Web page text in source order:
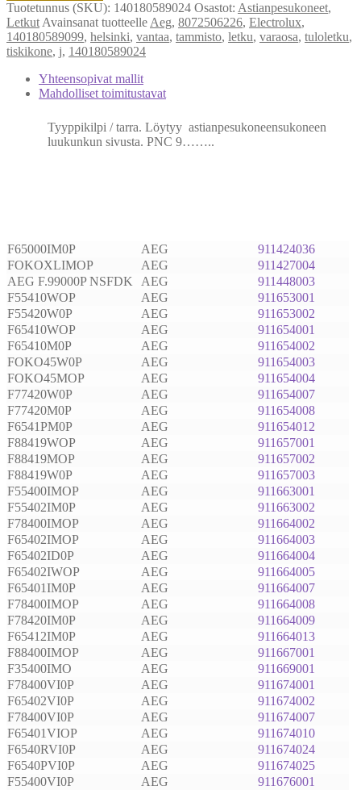
Tuotetunnus (SKU): 140180589024 Osastot: Astianpesukoneet,
LetkutAvainsanat tuotteelleAeg, 8072506226, Electrolux,
140180589099, helsinki, vantaa, tammisto, letku, varaosa, tuloletku,
tiskikone, j, 140180589024
Yhteensopivat mallit
Mahdolliset toimitustavat
Tyyppikilpi / tarra. Löytyy astianpesukoneensukoneen
luukunkun sivusta. PNC 9……..
F65000IM0P AEG
911424036
FOKOXLIMOP
AEG
911427004
AEG F.99000P NSFDK AEG
911448003
F55410WOP
AEG
911653001
F55420W0P
AEG
911653002
F65410WOP
AEG
911654001
F65410M0P
AEG
911654002
FOKO45W0P
AEG
911654003
FOKO45MOP
AEG
911654004
F77420W0P
AEG
911654007
F77420M0P
AEG
911654008
F6541PM0P
AEG
911654012
F88419WOP
AEG
911657001
F88419MOP
AEG
911657002
F88419W0P
AEG
911657003
F55400IMOP
AEG
911663001
F55402IM0P
AEG
911663002
F78400IMOP
AEG
911664002
F65402IMOP
AEG
911664003
F65402ID0P
AEG
911664004
F65402IWOP
AEG
911664005
F65401IM0P
AEG
911664007
F78400IMOP
AEG
911664008
F78420IM0P
AEG
911664009
F65412IM0P
AEG
911664013
F88400IMOP
AEG
911667001
F35400IMO
AEG
911669001
F78400VI0P
AEG
911674001
F65402VI0P
AEG
911674002
F78400VI0P
AEG
911674007
F65401VIOP
AEG
911674010
F6540RVI0P
AEG
911674024
F6540PVI0P
AEG
911674025
F55400VI0P
AEG
911676001